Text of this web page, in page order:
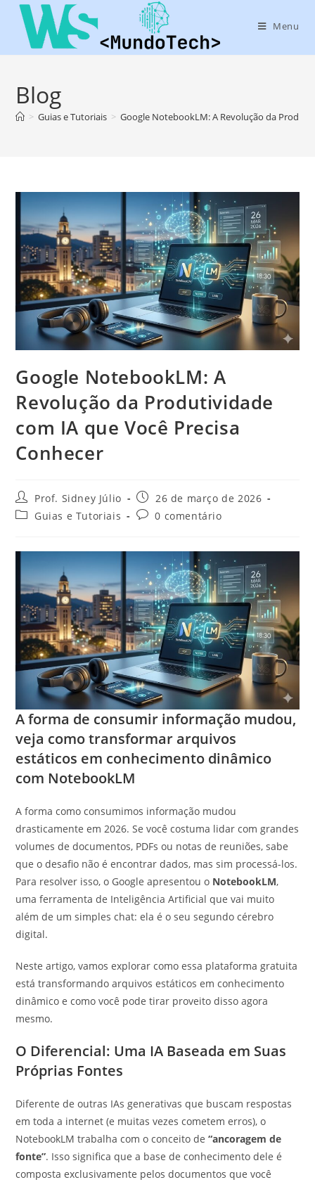
Menu
Blog
> Guias e Tutoriais > Google NotebookLM: A Revolução da
Google NotebookLM: A
Revolução da Produtividade
com IA que Você Precisa
Conhecer
Prof. Sidney Júlio
26 de março de 2026
Guias e Tutoriais
0 comentário
A forma de consumir informação mudou,
veja como transformar arquivos
estáticos em conhecimento dinâmico
com NotebookLM
A forma como consumimos informação mudou
drasticamente em 2026. Se você costuma lidar com grandes
volumes de documentos, PDFs ou notas de reuniões, sabe
que o desafio não é encontrar dados, mas sim processá-los.
Para resolver isso, o Google apresentou o NotebookLM,
uma ferramenta de Inteligência Artificial que vai muito
além de um simples chat: ela é o seu segundo cérebro
digital.
Neste artigo, vamos explorar como essa plataforma gratuita
está transformando arquivos estáticos em conhecimento
dinâmico e como você pode tirar proveito disso agora
mesmo.
O Diferencial: Uma IA Baseada em Suas
Próprias Fontes
Diferente de outras IAs generativas que buscam respostas
em toda a internet (e muitas vezes cometem erros), o
NotebookLM trabalha com o conceito de“ancoragem de
fonte”. Isso significa que a base de conhecimento dele é
composta exclusivamente pelos documentos que você